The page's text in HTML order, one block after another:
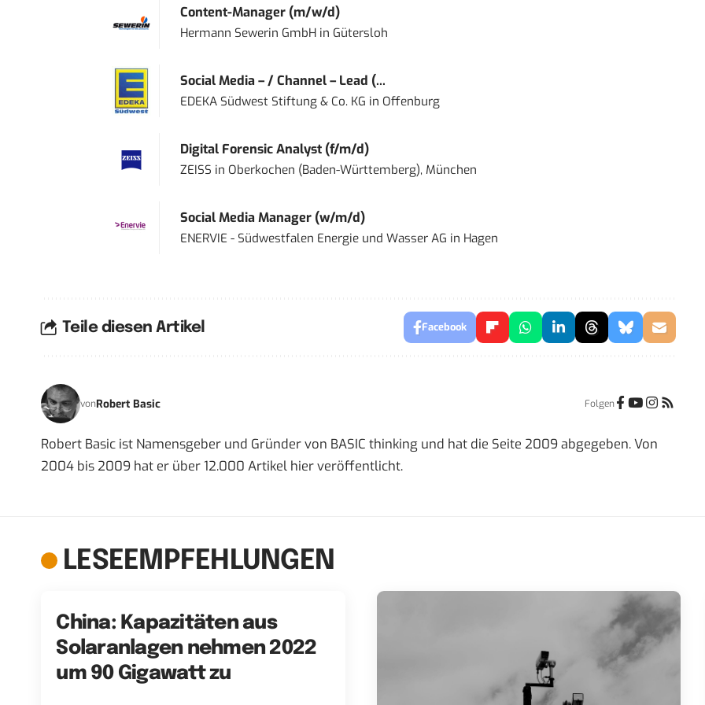
Content-Manager (m/w/d)
Hermann Sewerin GmbHin Gütersloh
Social Media – / Channel – Lead (...
EDEKA Südwest Stiftung & Co. KG in Offenburg
Digital Forensic Analyst (f/m/d)
ZEISS in Oberkochen (Baden-Württemberg), München
Social Media Manager (w/m/d)
ENERVIE - Südwestfalen Energie und Wasser AG in Hagen
Teile diesen Artikel Facebook
vonRobert Basic Folgen
Robert Basic ist Namensgeber und Gründer von BASIC thinking und hat die Seite 2009 abgegeben. Von
2004 bis 2009 hat er über 12.000 Artikel hier veröffentlicht.
LESEEMPFEHLUNGEN
China: Kapazitäten aus
Solaranlagen nehmen 2022
um 90 Gigawatt zu